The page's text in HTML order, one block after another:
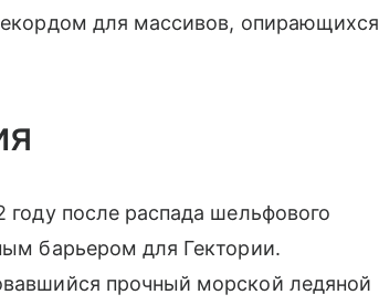
для массивов, опирающихся
после распада шельфового
барьером для Гектории.
прочный морской ледяной